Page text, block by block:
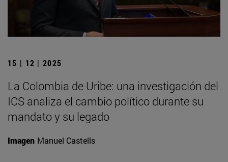
15 | 12 | 2025
La Colombia de Uribe: una investigación del
ICS analiza el cambio político durante su
mandato y su legado
Imagen Manuel Castells